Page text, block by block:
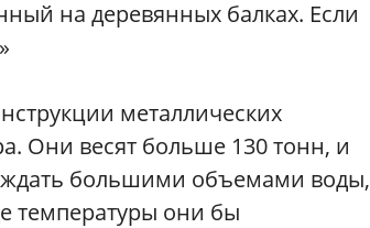
на деревянных балках. Если
металлических
Они весят больше 130 тонн, и
большими объемами воды,
температуры они бы